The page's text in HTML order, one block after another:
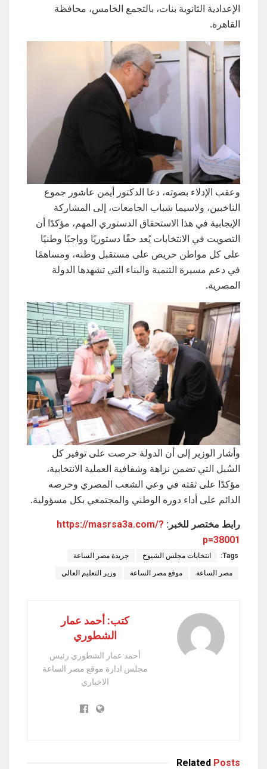
الإعدادية الثانوية بنات، بالتجمع الخامس، محافظة
القاهرة.
وعقب الإدلاء بصوته، دعا الدكتور أيمن عاشور جموع
الناخبين، ولاسيما شباب الجامعات، إلى المشاركة
الإيجابية في هذا الاستحقاق الدستوري المهم، مؤكدًا أن
التصويت في الانتخابات يُعد حقًا دستوريًا وواجبًا وطنيًا
على كل مواطن حريص على مستقبل وطنه، ومساهمًا
في دعم مسيرة التنمية والبناء التي تشهدها الدولة
المصرية.
وأشار الوزير إلى أن الدولة حرصت على توفير كل
السُبل التي تضمن نزاهة وشفافية العملية الانتخابية،
مؤكدًا على ثقته في وعي الشعب المصري وحرصه
الدائم على أداء دوره الوطني والمجتمعي بكل مسؤولية.
رابط مختصر للخبر: https://masrsa3a.com/?
p=38001
Tags: انتخابات مجلس الشيوخ جريدة مصر الساعة
مصر الساعة موقع مصر الساعة وزير التعليم العالي
كتب: أحمد عمار
الشطوري
أحمد عمار الشطوري رئيس
مجلس ادارة موقع مصر الساعة
الاخباري
Related Posts